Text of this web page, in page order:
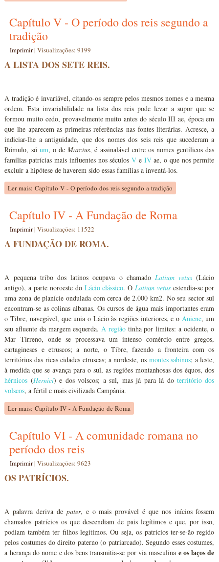
Capítulo V - O período dos reis segundo a
tradição
Imprimir|Visualizações: 9199
A LISTA DOS SETE REIS.
A tradição é invariável, citando-os sempre pelos mesmos nomes e a mesma
ordem. Esta invariabilidade na lista dos reis pode levar a supor que se
formou muito cedo, provavelmente muito antes do século III ae, época em
que lhe aparecem as primeiras referências nas fontes literárias. Acresce, a
indiciar-lhe a antiguidade, que dos nomes dos seis reis que sucederam a
Rómulo, só um, o deMarcius, é assinalável entre os nomes gentílicos das
famílias patrícias mais influentes nos séculosV e IVae, o que nos permite
excluir a hipótese de haverem sido essas famílias a inventá-los.
Ler mais: Capítulo V - O período dos reis segundo a tradição
Capítulo IV - A Fundação de Roma
Imprimir|Visualizações: 11522
A FUNDAÇÃO DE ROMA.
A pequena tribo dos latinos ocupava o chamadoLatium vetus (Lácio
antigo), a parte noroeste do Lácio clássico. OLatium vetusestendia-se por
uma zona de planície ondulada com cerca de 2.000 km2. No seu sector sul
encontram-se as colinas albanas. Os cursos de água mais importantes eram
o Tibre, navegável, que unia o Lácio às regiões interiores, e o Aniene, um
seu afluente da margem esquerda.A regiãotinha por limites: a ocidente, o
Mar Tirreno, onde se processava um intenso comércio entre gregos,
cartagineses e etruscos; a norte, o Tibre, fazendo a fronteira com os
territórios das ricas cidades etruscas; a nordeste, os montes sabinos; a leste,
à medida que se avança para o sul, as regiões montanhosas dos équos, dos
hérnicos (Hernici) e dos volscos; a sul, mas já para lá doterritório dos
volscos, a fértil e mais civilizada Campânia.
Ler mais: Capítulo IV - A Fundação de Roma
Capítulo VI - A comunidade romana no
período dos reis
Imprimir|Visualizações: 9623
OS PATRÍCIOS.
A palavra deriva de pater, e o mais provável é que nos inícios fossem
chamados patrícios os que descendiam de pais legítimos e que, por isso,
podiam também ter filhos legítimos. Ou seja, os patrícios ter-se-ão regido
pelos costumes do direito paterno (o patriarcado). Segundo esses costumes,
a herança do nome e dos bens transmitia-se por via masculina e os laços de